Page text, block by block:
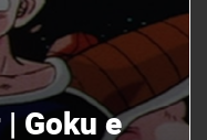
Goku e